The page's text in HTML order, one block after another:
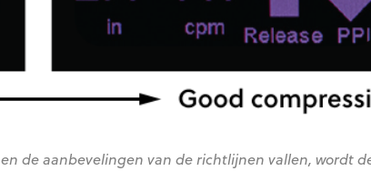
de aanbevelingen van de richtlijnen vallen, wordt